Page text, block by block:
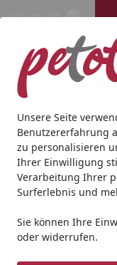
Unsere Seite
Benutzererfahrung
zu personalisieren
Ihrer Einwilligung
Verarbeitung Ihrer
Surferlebnis und
Sie können Ihre
oder widerrufen.
Kontakt
Hund Katze
Startseite
Katze
BALD VERGRIFFEN
Sparpaket